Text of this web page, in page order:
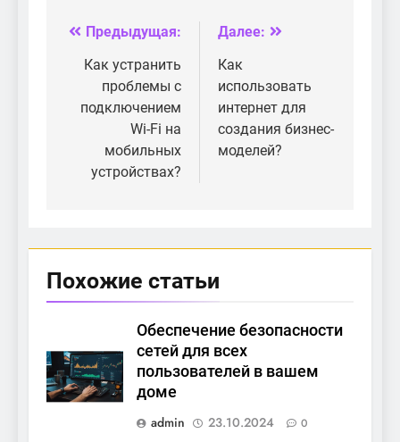
Навигация
по
записям
Предыдущая:
Как устранить
проблемы с
подключением
Wi-Fi на
мобильных
устройствах?
Далее:
Как
использовать
интернет для
создания бизнес-
моделей?
Похожие статьи
Обеспечение безопасности
сетей для всех
пользователей в вашем
доме
admin
23.10.2024 0